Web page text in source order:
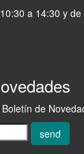
a 14:30 y
de
send